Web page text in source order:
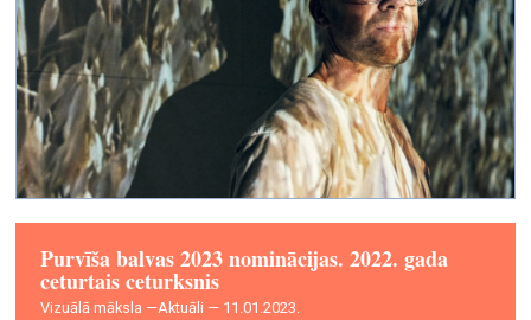
Purvīša balvas 2023 nominācijas. 2022. gada
ceturtais ceturksnis
vizuālā māksla —Aktuāli — 11.01.2023.